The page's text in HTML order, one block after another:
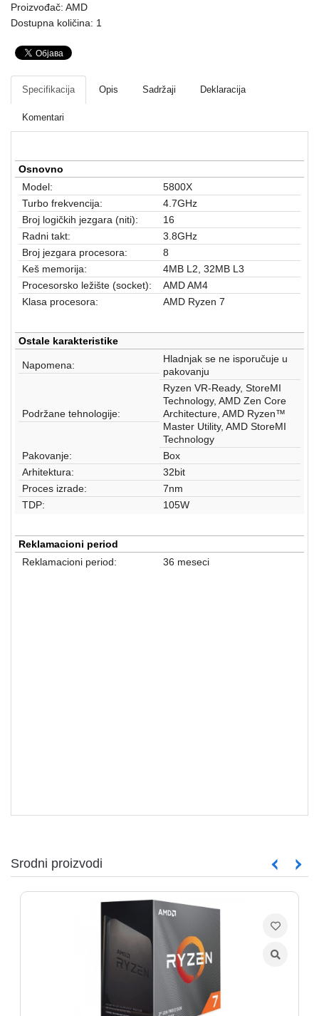
Mrežna
Fotoaparati
kamere
Kućni
aparati
Software
Sve
kategorije
Proizvođač: AMD
Dostupna količina: 1
Specifikacija Opis Sadržaji Deklaracija
Komentari
Osnovno
Model:
5800X
Turbo frekvencija:
4.7GHz
Broj logičkih jezgara (niti):
16
Radni takt:
3.8GHz
Broj jezgara procesora:
8
Keš memorija:
4MB L2, 32MB L3
Procesorsko ležište (socket):
AMD AM4
Klasa procesora:
AMD Ryzen 7
Ostale karakteristike
Napomena:
Hladnjak se ne isporučuje u
pakovanju
Podržane tehnologije:
Ryzen VR-Ready, StoreMI
Technology, AMD Zen Core
Architecture, AMD Ryzen™
Master Utility, AMD StoreMI
Technology
Pakovanje:
Box
Arhitektura:
32bit
Proces izrade:
7nm
TDP:
105W
Reklamacioni period
Reklamacioni period:
36 meseci
Srodni proizvodi